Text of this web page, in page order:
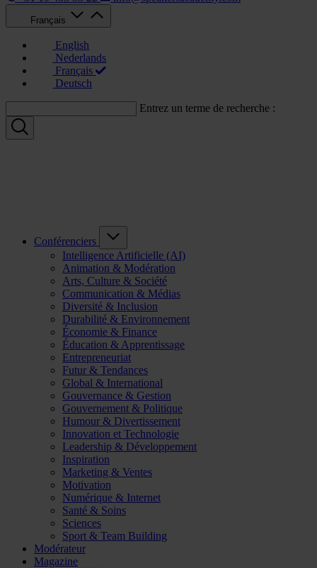
Français
English
Nederlands
Français
Deutsch
Entrez un terme de recherche :
Conférenciers
Intelligence Artificielle (AI)
Animation & Modération
Arts, Culture & Société
Communication & Médias
Diversité & Inclusion
Durabilité & Environnement
Économie & Finance
Éducation & Apprentissage
Entrepreneuriat
Futur & Tendances
Global & International
Gouvernance & Gestion
Gouvernement & Politique
Humour & Divertissement
Innovation et Technologie
Leadership & Développement
Inspiration
Marketing & Ventes
Motivation
Numérique & Internet
Santé & Soins
Sciences
Sport & Team Building
Modérateur
Magazine